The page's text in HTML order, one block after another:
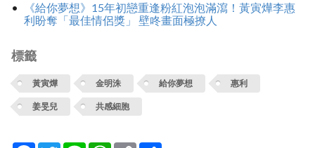
《給你夢想》15年初戀重逢粉紅泡泡滿瀉！黃寅燁李惠
利盼奪「最佳情侶獎」 壁咚畫面極撩人
標籤
黃寅燁 金明洙 給你夢想 惠利
姜旻兒 共感細胞